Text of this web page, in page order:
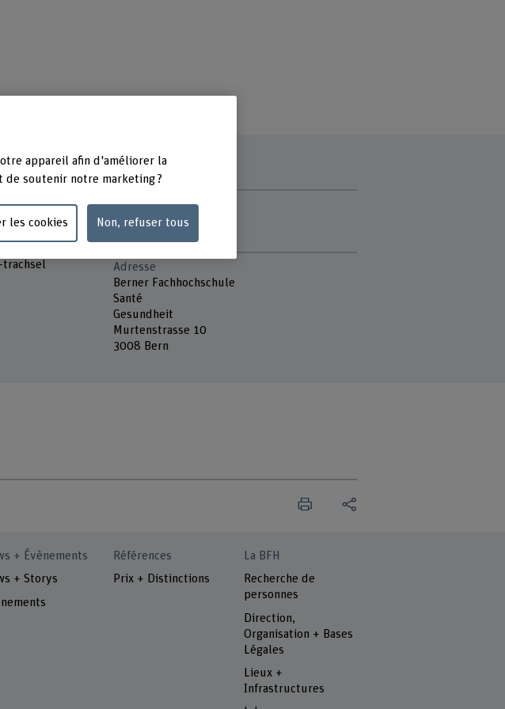
Présence
Mardi
Adresse
Berner Fachhochschule
Santé
Gesundheit
Murtenstrasse 10
3008 Bern
+ Évènements
+ Storys
Références
Prix + Distinctions
La BFH
Recherche de
personnes
Direction,
Organisation + Bases
Légales
Lieux +
Infrastructures
appareil afin d'améliorer la
soutenir notre marketing ?
les cookies Non, refuser tous